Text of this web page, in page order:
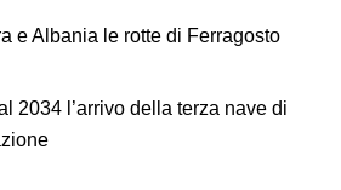
e Albania le rotte di Ferragosto
2034 l’arrivo della terza nave di